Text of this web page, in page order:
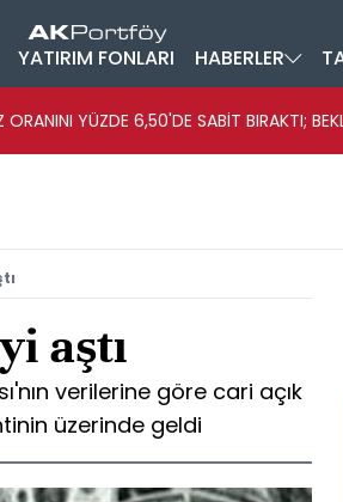
YATIRIM FONLARI HABERLER
ORANINI YÜZDE 6,50'DE SABİT BIRAKTI;
aştı
verilerine göre cari açık
üzerinde geldi